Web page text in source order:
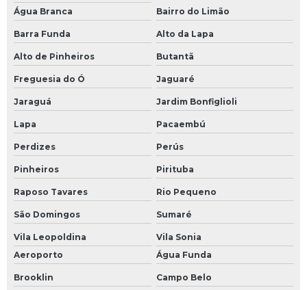
Água Branca
Bairro do Limão
Barra Funda Alto da Lapa
Alto de Pinheiros Butantã
Freguesia do Ó Jaguaré
Jaraguá Jardim Bonfiglioli
Lapa Pacaembú
Perdizes Perús
Pinheiros Pirituba
Raposo Tavares Rio Pequeno
São Domingos Sumaré
Vila Leopoldina
Vila Sonia
Aeroporto
Água Funda
Brooklin Campo Belo